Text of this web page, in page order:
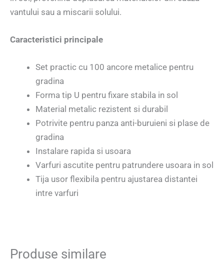
vantului sau a miscarii solului.
Caracteristici principale
Set practic cu 100 ancore metalice pentru
gradina
Forma tip U pentru fixare stabila in sol
Material metalic rezistent si durabil
Potrivite pentru panza anti-buruieni si plase de
gradina
Instalare rapida si usoara
Varfuri ascutite pentru patrundere usoara in sol
Tija usor flexibila pentru ajustarea distantei
intre varfuri
Produse similare